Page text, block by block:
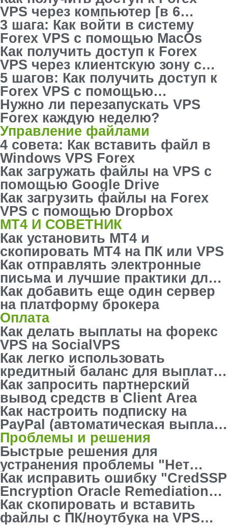
VPS через компьютер [в 6
простых шагов]
3 шага: Как войти в систему
Forex VPS с помощью MacOs
Как получить доступ к Forex
VPS через клиентскую зону с
помощью no-VNC-консоли
5 шагов: Как получить доступ к
Forex VPS с помощью
TeamViewer
Нужно ли перезапускать VPS
Forex каждую неделю?
Управление файлами
4 совета: Как вставить файл в
Windows VPS Forex
Как загружать файлы на VPS с
помощью Google Drive
Как загрузить файлы на Forex
VPS с помощью Dropbox
MT4 И СОВЕТНИК
Как установить MT4 и
скопировать MT4 на ПК или VPS
Как отправлять электронные
письма и лучшие практики для
SMTP в MT4
Как добавить еще один сервер
на платформу брокера
Оплата
Как делать выплаты на форекс
VPS на SocialVPS
Как легко использовать
кредитный баланс для выплат
по VPS
Как запросить партнерский
вывод средств в Client Area
Как настроить подписку на
PayPal (автоматическая выплата
PayPal)
Проблемы и решения
Быстрые решения для
устранения проблемы "Нет
соединения" в MT4
Как исправить ошибку "CredSSP
Encryption Oracle Remediation" в
RDC
Как скопировать и вставить
файлы с ПК/ноутбука на VPS